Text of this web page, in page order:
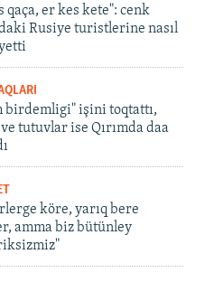
qaça, er kes kete": cenk
Rusiye turistlerine nasıl
birdemligi" işini toqtattı,
tutuvlar ise Qırımda daa
köre, yarıq bere
amma biz bütünley